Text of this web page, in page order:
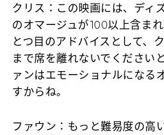
クリス ：この映画には、ディ
のオマージュが100以上含ま
とつ目のアドバイスとして、
まで席を離れないでください
ァンはエモーショナルになる
すからね。
ファウン ：もっと難易度の高